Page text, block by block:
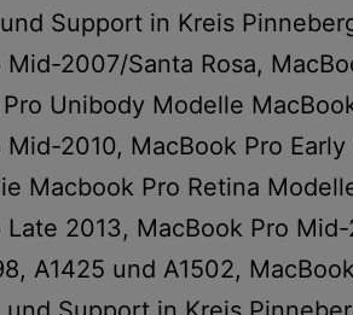
Support in Kreis
Mid-2007/Santa Rosa,
Unibody Modelle
Mid-2010, MacBook Pro
Macbook Pro Retina
Late 2013, MacBook Pro
A1425 und A1502,